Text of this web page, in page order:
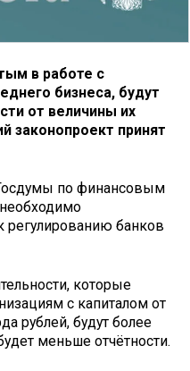
в работе с
бизнеса, будут
от величины их
законопроект принят
по финансовым
банков
которые
с капиталом от
рублей, будут более
меньше отчётности.